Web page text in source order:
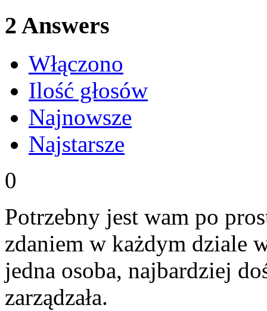
2 Answers
Włączono
Ilość głosów
Najnowsze
Najstarsze
0
Potrzebny jest wam po
zdaniem w każdym dziale
jedna osoba, najbardziej
zarządzała.